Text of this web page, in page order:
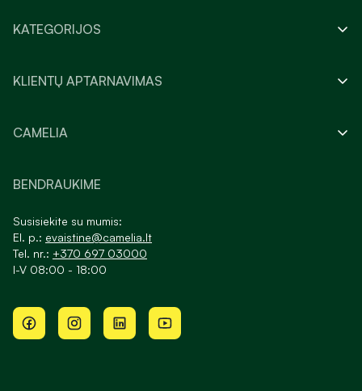
KATEGORIJOS
KLIENTŲ APTARNAVIMAS
CAMELIA
BENDRAUKIME
Susisiekite su mumis:
El. p.: evaistine@camelia.lt
Tel. nr.: +370 697 03000
I-V 08:00 - 18:00